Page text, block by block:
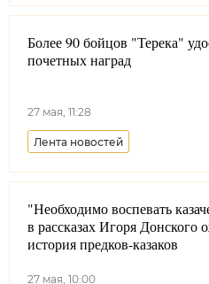
Енисейское войсковое
Красноярский край
Более 90 бойцов "Терека"
почетных наград
27 мая, 11:28
Лента новостей
Всероссийское казачье
Бригада "Терек"
Уссурийское войсковое
"Необходимо воспевать
в рассказах Игоря Донского
история предков-казаков
27 мая, 10:00